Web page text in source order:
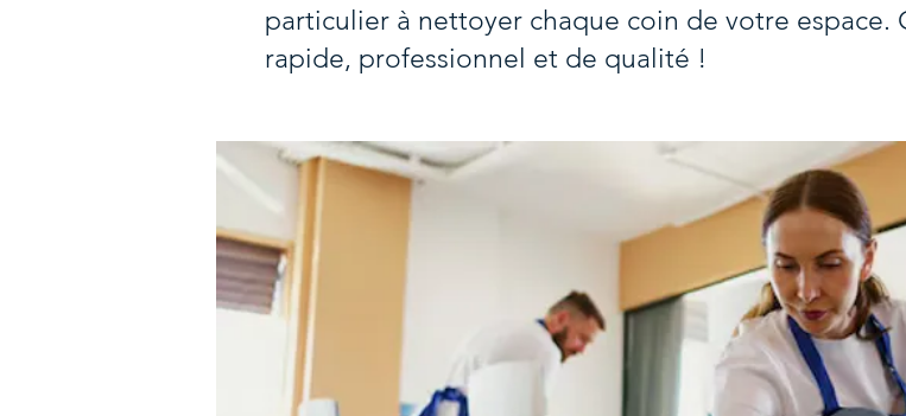
particulier à nettoyer chaque coin de votre espace.
rapide, professionnel et de qualité !